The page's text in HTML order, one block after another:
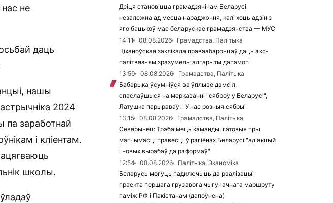
не
даць
нашы
2024
па заработнай
і кліентам.
школы.
Дзіця становіцца грамадзянінам Беларусі
незалежна ад месца нараджэння, калі хоць адзін з
яго бацькоў мае беларускае грамадзянства — МУС
14:11
08.08.2026
Грамадства, Палітыка
Ціханоўская заклікала праваабаронцаў даць экс-
палітвязням зразумелы алгарытм дапамогі
13:50
08.08.2026
Грамадства, Палітыка
Бабарыка ўсумніўся ва ўплыве дэмсіл,
спаслаўшыся на меркаванні "сяброў у Беларусі",
Латушка парыраваў: "У нас розныя сябры"
13:15
08.08.2026
Грамадства, Палітыка
Севярынец: Трэба мець каманды, гатовыя пры
магчымасці правесці ў рэгіёнах Беларусі "ад акцый
і новых вырабаў да рэформаў"
12:54
08.08.2026
Палітыка, Эканоміка
Беларусь могуць падключыць да рэалізацыі
праекта першага грузавога чыгуначнага маршруту
паміж РФ і Пакістанам (дапоўнена)